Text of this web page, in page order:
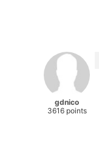
gdnico
3616 points